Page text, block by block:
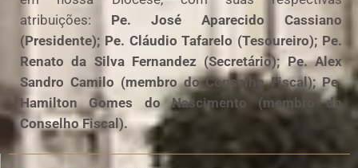
atribuições: Pe. José Aparecido Cassiano
(Presidente); Pe. Cláudio Tafarelo (Tesoureiro); Pe.
Renato da Silva Fernandez (Secretário); Pe. Alex
Sandro Camilo (membro do Conselho Fiscal); Pe.
Hamilton Gomes do Nascimento (membro do
Conselho Fiscal).